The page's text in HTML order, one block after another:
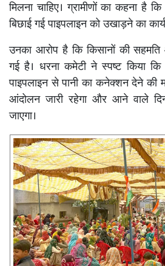
मिलना चाहिए। ग्रामीणों का कहना है
बिछाई गई पाइपलाइन को उखाड़ने का
उनका आरोप है कि किसानों की
गई है। धरना कमेटी ने स्पष्ट किया
पाइपलाइन से पानी का कनेक्शन देने की
आंदोलन जारी रहेगा और आने वाले
जाएगा।